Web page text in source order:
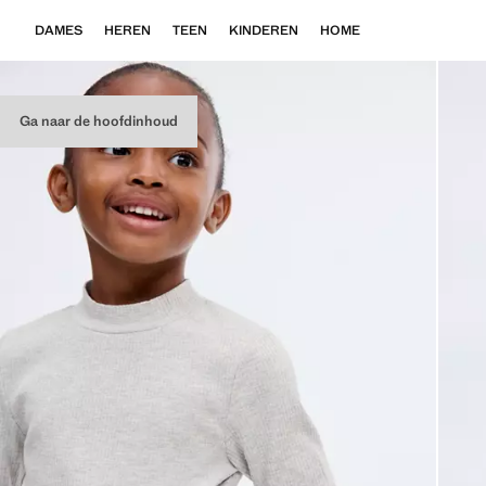
Ga naar de hoofdinhoud
DAMES HEREN TEEN KINDEREN HOME